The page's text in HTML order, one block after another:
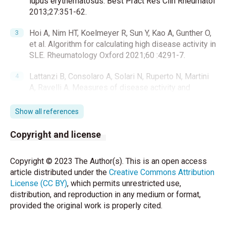
2013;27:351-62.
Hoi A, Nim HT, Koelmeyer R, Sun Y, Kao A, Gunther O,
et al. Algorithm for calculating high disease activity in
SLE. Rheumatology Oxford 2021;60 :4291-7.
Lattanzi B, Consolaro A, Solari N, Ruperto N, Martini
A, Ravelli A. Measures of disease activity and
Arthritis Care Res 2011;63: 112-7.
Jesus D, Rodrigues M, Matos A, Henriques C,
Pereira da Silva JA, Inês LS. Performance of
in SLE disease activity: a 36-month prospective
cohort study of 334 patients. Lupus 2019;28:607-12.
Gladman DD, Ibanez D, Urowitz MB. Systemic lupus
erythematosus disease activity index 2000. J
Show all references
Copyright and license
Copyright © 2023 The Author(s). This is an open access
article distributed under the Creative Commons Attribution
License (CC BY), which permits unrestricted use,
distribution, and reproduction in any medium or format,
provided the original work is properly cited.